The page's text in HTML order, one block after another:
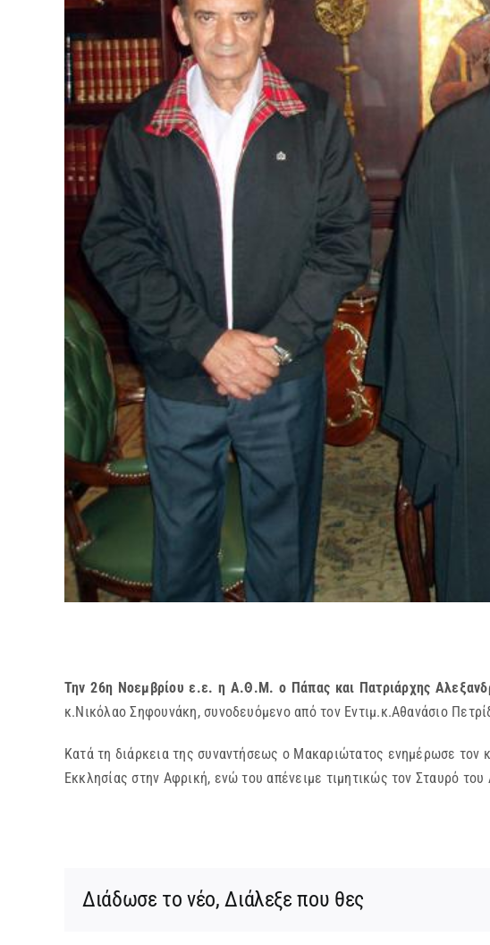
Την 26η Νοεμβρίου ε.ε. η Α.Θ.Μ. ο Πάπας και Πατριάρχης
κ.Νικόλαο Σηφουνάκη, συνοδευόμενο από τον Εντιμ.κ.Αθανάσιο
Κατά τη διάρκεια της συναντήσεως ο Μακαριώτατος ενημέρωσε τον
Εκκλησίας στην Αφρική, ενώ του απένειμε τιμητικώς τον Σταυρό
Διάδωσε το νέο, Διάλεξε που θες